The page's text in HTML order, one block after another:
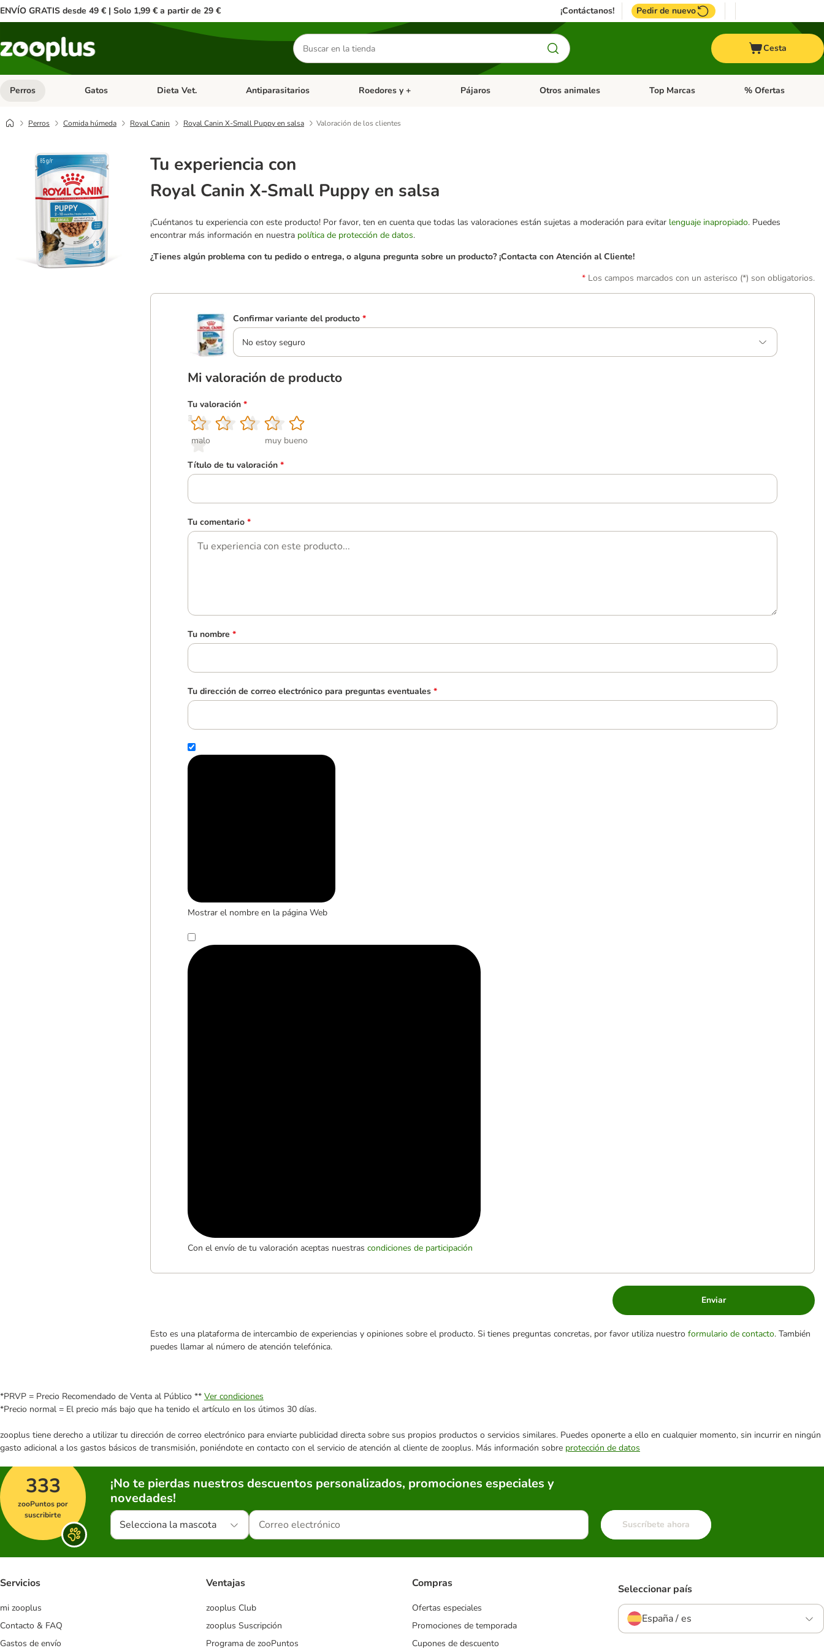
ENVÍO GRATIS desde 49 € | Solo 1,99 € a partir de 29 € ¡Contáctanos! Pedir de nuevo
Buscar
productos
Cesta
Perros Menú de categoria abierto: Perros
Gatos Menú de categoria abierto: Gatos
Dieta Vet. Menú de categoria abierto: Dieta Vet.
Antiparasitarios Menú de categoria abierto: Antiparasitarios
Roedores y + Menú de categoria abierto: Roedores y +
Pájaros Menú de categoria abierto: Pájaros
Otros animales Menú de categoria abierto: Otros animales
Top Marcas Menú de categoria
% Ofertas
Perros Comida húmeda Royal Canin Royal Canin X-Small Puppy en salsa Valoración de los clientes
Tu experiencia con
Royal Canin X-Small Puppy en salsa
¡Cuéntanos tu experiencia con este producto! Por favor, ten en cuenta que todas las valoraciones están sujetas a moderación para evitar lenguaje inapropiado. Puedes
encontrar más información en nuestra política de protección de datos.
¿Tienes algún problema con tu pedido o entrega, o alguna pregunta sobre un producto? ¡Contacta con Atención al Cliente!
Los campos marcados con un asterisco (*) son obligatorios.
Confirmar variante del producto *
No estoy seguro
Mi valoración de producto
Tu valoración *
1
malo
2
3
4
5
muy bueno
Título de tu valoración *
Tu comentario *
Tu nombre *
Tu dirección de correo electrónico para preguntas eventuales *
Mostrar el nombre en la página Web
Con el envío de tu valoración aceptas nuestras condiciones de participación
Enviar
Esto es una plataforma de intercambio de experiencias y opiniones sobre el producto. Si tienes preguntas concretas, por favor utiliza nuestro formulario de contacto. También
puedes llamar al número de atención telefónica.
*PRVP = Precio Recomendado de Venta al Público ** Ver condiciones
*Precio normal = El precio más bajo que ha tenido el artículo en los útimos 30 días.
zooplus tiene derecho a utilizar tu dirección de correo electrónico para enviarte publicidad directa sobre sus propios productos o servicios similares. Puedes oponerte a ello en cualquier momento, sin incurrir en ningún
gasto adicional a los gastos básicos de transmisión, poniéndote en contacto con el servicio de atención al cliente de zooplus. Más información sobre protección de datos
333
zooPuntos por
suscribirte
¡No te pierdas nuestros descuentos personalizados, promociones especiales y
novedades!
Selecciona la mascota Suscríbete ahora
Servicios
mi zooplus
Contacto & FAQ
Gastos de envío
Ventajas
zooplus Club
zooplus Suscripción
Programa de zooPuntos
Compras
Ofertas especiales
Promociones de temporada
Cupones de descuento
Seleccionar país
España / es